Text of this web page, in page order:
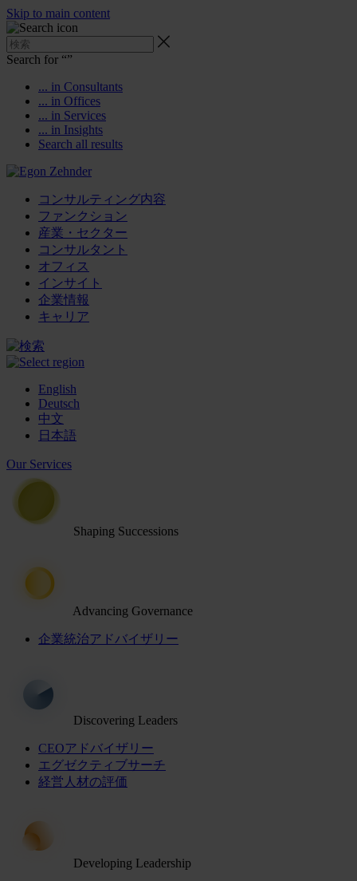
Skip to main content
Search for “”
... in Consultants
... in Offices
... in Services
... in Insights
Search all results
コンサルティング内容
ファンクション
産業・セクター
コンサルタント
オフィス
インサイト
企業情報
キャリア
English
Deutsch
中文
日本語
Our Services
Shaping Successions
Advancing Governance
企業統治アドバイザリー
Discovering Leaders
CEOアドバイザリー
エグゼクティブサーチ
経営人材の評価
Developing Leadership